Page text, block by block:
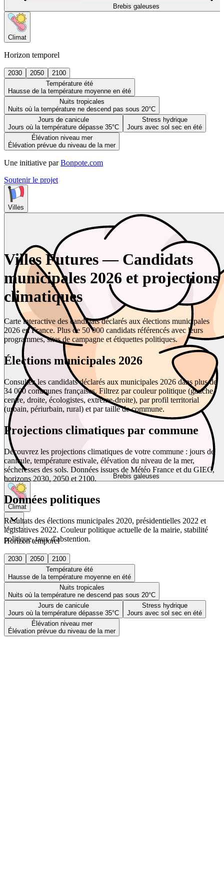
Brebis galeuses
Climat
Horizon temporel
2030 2050
2100
Température été
Hausse de la température moyenne en été
Nuits tropicales
Nuits où la température ne descend pas sous 20°C
Jours de canicule
Jours où la température dépasse 35°C
Stress hydrique
Jours avec sol sec en été
Élévation niveau mer
Élévation prévue du niveau de la mer
Une initiative par Bonpote.com
Soutenir le projet
Villes
Brebis galeuses
Climat
Horizon temporel
2030 2050
2100
Température été
Hausse de la température moyenne en été
Nuits tropicales
Nuits où la température ne descend pas sous 20°C
Jours de canicule
Jours où la température dépasse 35°C
Stress hydrique
Jours avec sol sec en été
Élévation niveau mer
Élévation prévue du niveau de la mer
Villes Futures — Candidats
municipales 2026 et projections
climatiques
Carte interactive des candidats déclarés aux élections municipales
2026 en France. Plus de 50 000 candidats référencés avec leurs
programmes, sites de campagne et étiquettes politiques.
Élections municipales 2026
Consultez les candidats déclarés aux municipales 2026 dans plus de
34 000 communes françaises. Filtrez par couleur politique (gauche,
centre, droite, écologistes, extrême-droite), par profil territorial
(urbain, périurbain, rural) et par taille de commune.
Projections climatiques par commune
Découvrez les projections climatiques de votre commune : jours de
canicule, température estivale, élévation du niveau de la mer,
sécheresses des sols. Données issues de Météo France et du GIEC,
horizons 2030, 2050 et 2100.
Données politiques
Résultats des élections municipales 2020, présidentielles 2022 et
législatives 2022. Couleur politique actuelle de la mairie, stabilité
politique, taux d'abstention.